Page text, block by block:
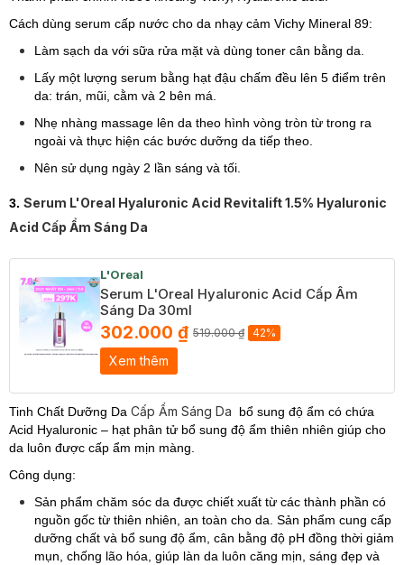
Cách dùng serum cấp nước cho da nhạy cảm Vichy Mineral 89:
Làm sạch da với sữa rửa mặt và dùng toner cân bằng da.
Lấy một lượng serum bằng hạt đậu chấm đều lên 5 điểm trên
da: trán, mũi, cằm và 2 bên má.
Nhẹ nhàng massage lên da theo hình vòng tròn từ trong ra
ngoài và thực hiện các bước dưỡng da tiếp theo.
Nên sử dụng ngày 2 lần sáng và tối.
3. Serum L'Oreal Hyaluronic Acid Revitalift 1.5% Hyaluronic
Acid Cấp Ẩm Sáng Da
L'Oreal
Serum L'Oreal Hyaluronic Acid Cấp Ẩm
Sáng Da 30ml
302.000 ₫ 519.000 ₫ 42%
Xem thêm
Tinh Chất Dưỡng Da Cấp Ẩm Sáng Da
bổ sung độ ẩm có chứa
Acid Hyaluronic – hạt phân tử bổ sung độ ẩm thiên nhiên giúp cho
da luôn được cấp ẩm mịn màng.
Công dụng:
Sản phẩm chăm sóc da được chiết xuất từ các thành phần có
nguồn gốc từ thiên nhiên, an toàn cho da. Sản phẩm cung cấp
dưỡng chất và bổ sung độ ẩm, cân bằng độ pH đồng thời giảm
mụn, chống lão hóa, giúp làn da luôn căng mịn, sáng đẹp và